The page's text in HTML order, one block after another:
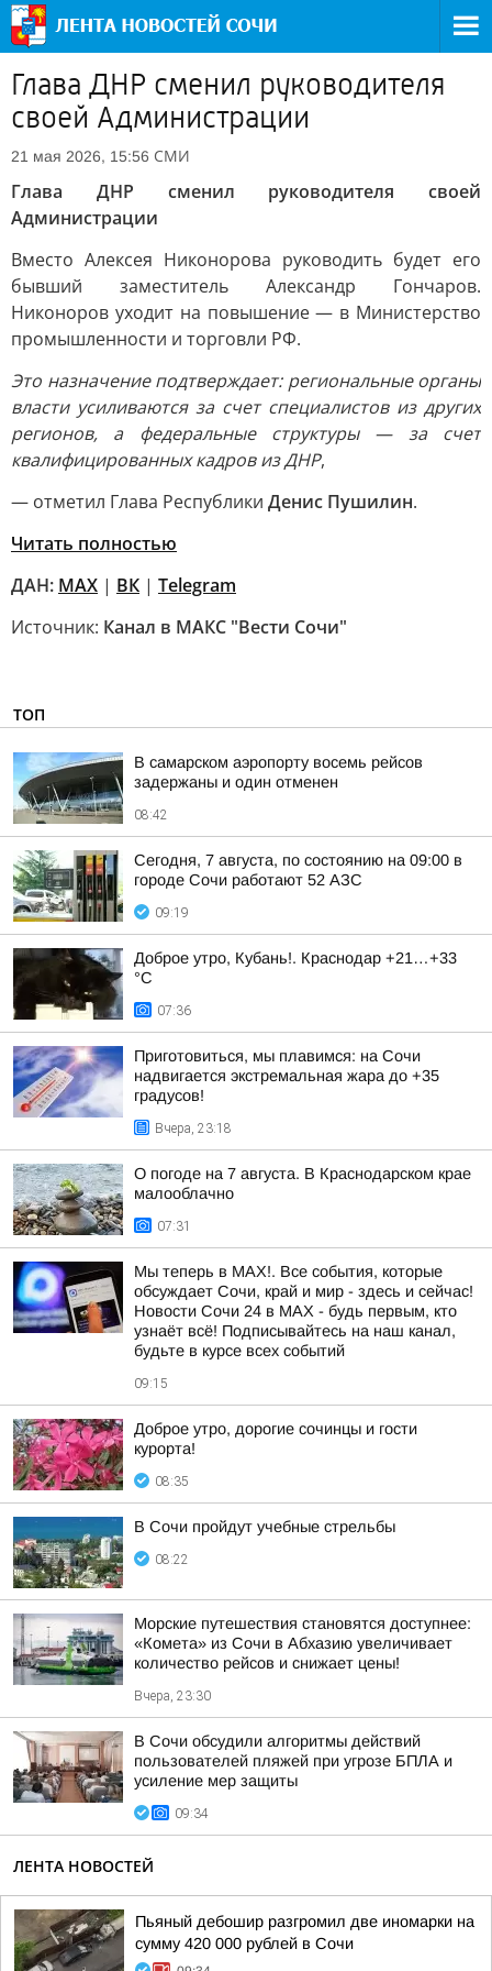
Глава ДНР сменил руководителя
своей Администрации
21 мая 2026, 15:56 СМИ
Глава ДНР сменил руководителя своей
Администрации
Вместо Алексея Никонорова руководить будет его
бывший заместитель Александр Гончаров.
Никоноров уходит на повышение — в Министерство
промышленности и торговли РФ.
Это назначение подтверждает: региональные органы
власти усиливаются за счет специалистов из других
регионов, а федеральные структуры — за счет
квалифицированных кадров из ДНР,
— отметил Глава Республики Денис Пушилин.
Читать полностью
ДАН: MAX | ВК | Telegram
Источник: Канал в МАКС "Вести Сочи"
ТОП
В самарском аэропорту восемь рейсов
задержаны и один отменен
08:42
Сегодня, 7 августа, по состоянию на 09:00 в
городе Сочи работают 52 АЗС
09:19
Доброе утро, Кубань!. Краснодар +21…+33
°С
07:36
Приготовиться, мы плавимся: на Сочи
надвигается экстремальная жара до +35
градусов!
Вчера, 23:18
О погоде на 7 августа. В Краснодарском крае
малооблачно
07:31
Мы теперь в MAX!. Все события, которые
обсуждает Сочи, край и мир - здесь и сейчас!
Новости Сочи 24 в MAX - будь первым, кто
узнаёт всё! Подписывайтесь на наш канал,
будьте в курсе всех событий
09:15
Доброе утро, дорогие сочинцы и гости
курорта!
08:35
В Сочи пройдут учебные стрельбы
08:22
Морские путешествия становятся доступнее:
«Комета» из Сочи в Абхазию увеличивает
количество рейсов и снижает цены!
Вчера, 23:30
В Сочи обсудили алгоритмы действий
пользователей пляжей при угрозе БПЛА и
усиление мер защиты
09:34
ЛЕНТА НОВОСТЕЙ
Пьяный дебошир разгромил две иномарки на
сумму 420 000 рублей в Сочи